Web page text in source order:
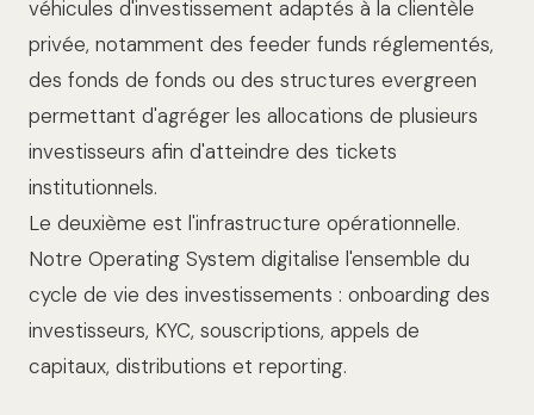
véhicules d'investissement adaptés à la clientèle
privée, notamment des feeder funds réglementés,
des fonds de fonds ou des structures evergreen
permettant d'agréger les allocations de plusieurs
investisseurs afin d'atteindre des tickets
institutionnels.
Le deuxième est l'infrastructure opérationnelle.
Notre Operating System digitalise l'ensemble du
cycle de vie des investissements : onboarding des
investisseurs, KYC, souscriptions, appels de
capitaux, distributions et reporting.